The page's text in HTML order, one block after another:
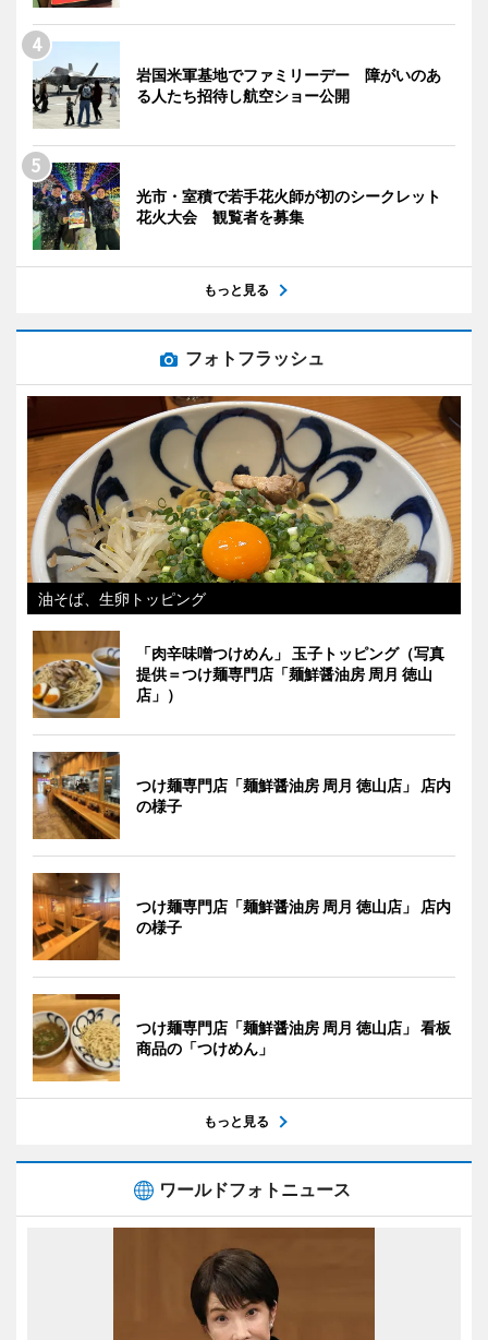
岩国米軍基地でファミリーデー 障がいのあ
る人たち招待し航空ショー公開
光市・室積で若手花火師が初のシークレット
花火大会 観覧者を募集
もっと見る
フォトフラッシュ
油そば、生卵トッピング
「肉辛味噌つけめん」 玉子トッピング（写真
提供＝つけ麺専門店「麺鮮醤油房 周月 徳山
店」）
つけ麺専門店「麺鮮醤油房 周月 徳山店」 店内
の様子
つけ麺専門店「麺鮮醤油房 周月 徳山店」 店内
の様子
つけ麺専門店「麺鮮醤油房 周月 徳山店」 看板
商品の「つけめん」
もっと見る
ワールドフォトニュース